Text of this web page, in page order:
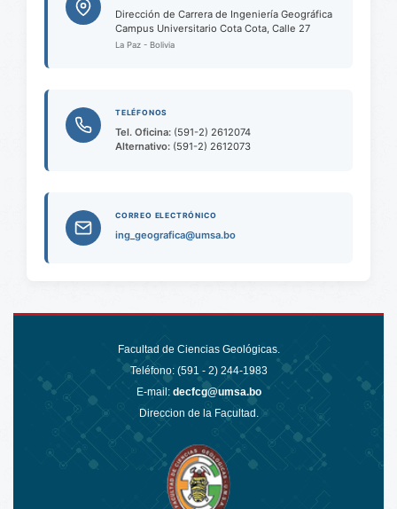
Dirección de Carrera de Ingeniería Geográfica
Campus Universitario Cota Cota, Calle 27
La Paz - Bolivia
TELÉFONOS
Tel. Oficina: (591-2) 2612074
Alternativo: (591-2) 2612073
CORREO ELECTRÓNICO
ing_geografica@umsa.bo
Facultad de Ciencias Geológicas.
Teléfono: (591 - 2) 244-1983
E-mail: decfcg@umsa.bo
Direccion de la Facultad.